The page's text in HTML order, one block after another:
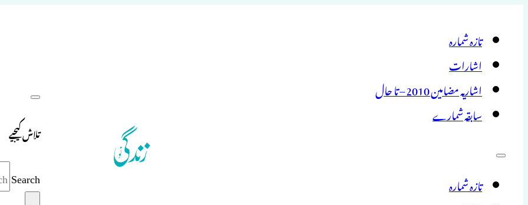
تازہ شمارہ
اشارات
اشاریہ مضامین 2010 – تا حال
سابقہ شمارے
تازہ شمارہ
تلاش کیجیے
Search